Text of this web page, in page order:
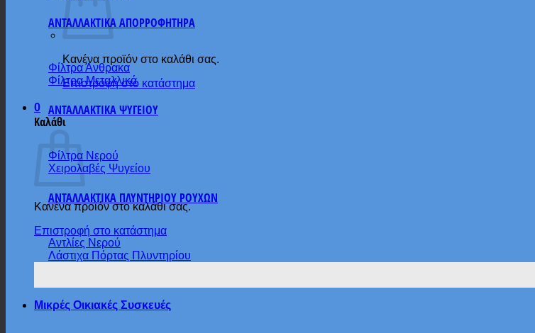
Κανένα προϊόν στο καλάθι σας.
Επιστροφή στο κατάστημα
0
Καλάθι
Κανένα προϊόν στο καλάθι σας.
Επιστροφή στο κατάστημα
ΑΝΤΑΛΛΑΚΤΙΚΑ ΑΠΟΡΡΟΦΗΤΗΡΑ
Φίλτρα Άνθρακα
Φίλτρα Μεταλλικά
ΑΝΤΑΛΛΑΚΤΙΚΑ ΨΥΓΕΙΟΥ
Φίλτρα Νερού
Χειρολαβές Ψυγείου
ΑΝΤΑΛΛΑΚΤΙΚΑ ΠΛΥΝΤΗΡΙΟΥ ΡΟΥΧΩΝ
Αντλίες Νερού
Λάστιχα Πόρτας Πλυντηρίου
Μικρές Οικιακές Συσκευές